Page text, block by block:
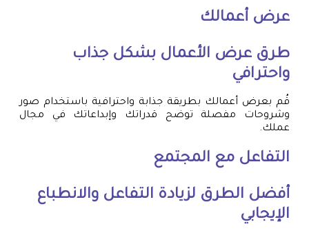
عرض أعمالك
طرق عرض الأعمال بشكل جذاب
واحترافي
قُم بعرض أعمالك بطريقة جذابة واحترافية باستخدام صور
وشروحات مفصلة توضح قدراتك وإبداعاتك في مجال
عملك.
التفاعل مع المجتمع
أفضل الطرق لزيادة التفاعل والانطباع
الإيجابي